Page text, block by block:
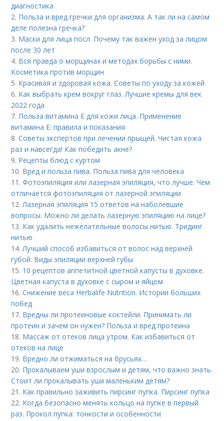
диагностика
2. Польза и вред гречки для организма. А так ли на самом
деле полезна гречка?
3. Маски для лица посл. Почему так важен уход за лицом
после 30 лет
4. Вся правда о морщинах и методах борьбы с ними.
Косметика против морщин
5. Красивая и здоровая кожа. Советы по уходу за кожей
6. Как выбрать крем вокруг глаз. Лучшие кремы для век
2022 года
7. Польза витамина Е для кожи лица. Применение
витамина E: правила и показания
8.Советы экспертов при лечении прыщей. Чистая кожа
раз и навсегда! Как победить акне?
9. Рецепты блюд с куртом
10. Вред и польза пива. Польза пива для человека
11.Фотоэпиляция или лазерная эпиляция, что лучше. Чем
отличается фотоэпиляция от лазерной эпиляции
12.Лазерная эпиляция 15 ответов на наболевшие
вопросы. Можно ли делать лазерную эпиляцию на лице?
13. Как удалить нежелательные волосы нитью. Тридинг
нитью
14.Лучший способ избавиться от волос над верхней
губой. Виды эпиляции верхней губы
15. 10 рецептов аппетитной цветной капусты в духовке.
Цветная капуста в духовке с сыром и яйцом
16.Снижение веса Herbalife Nutrition. Истории больших
побед
17. Вредны ли протеиновые коктейли. Принимать ли
протеин и зачем он нужен? Польза и вред протеина
18. Массаж от отеков лица утром. Как избавиться от
отеков на лице
19. Вредно ли отжиматься на брусьях…
20. Прокалываем уши взрослым и детям, что важно знать.
Стоит ли прокалывать уши маленьким детям?
21. Как правильно заживить пирсинг пупка. Пирсинг пупка
22. Когда безопасно менять кольцо на пупке в первый
раз. Прокол пупка: тонкости и особенности